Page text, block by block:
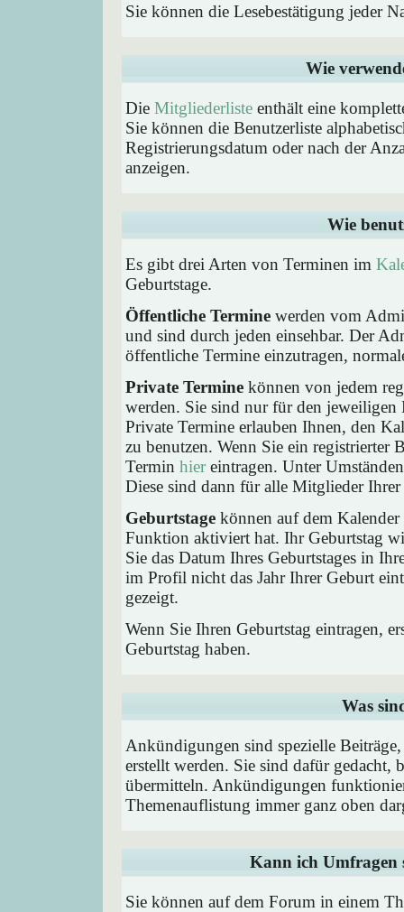
Sie können die Lesebestätigung jeder
Wie
Die Mitgliederliste enthält eine
Sie können die Benutzerliste
Registrierungsdatum oder nach der
anzeigen.
Wie
Es gibt drei Arten von Terminen im
Geburtstage.
Öffentliche Termine werden vom
und sind durch jeden einsehbar. Der
öffentliche Termine einzutragen,
Private Termine können von jedem
werden. Sie sind nur für den jeweiligen
Private Termine erlauben Ihnen, den
zu benutzen. Wenn Sie ein registrierter
Termin hiereintragen. Unter
Diese sind dann für alle Mitglieder
Geburtstage können auf dem
Funktion aktiviert hat. Ihr Geburtstag
Sie das Datum Ihres Geburtstages in
im Profil nicht das Jahr Ihrer Geburt
gezeigt.
Wenn Sie Ihren Geburtstag eintragen,
Geburtstag haben.
Was
Ankündigungen sind spezielle
erstellt werden. Sie sind dafür gedacht,
übermitteln. Ankündigungen
Themenauflistung immer ganz oben
Kann ich Umfragen
Sie können auf dem Forum in einem